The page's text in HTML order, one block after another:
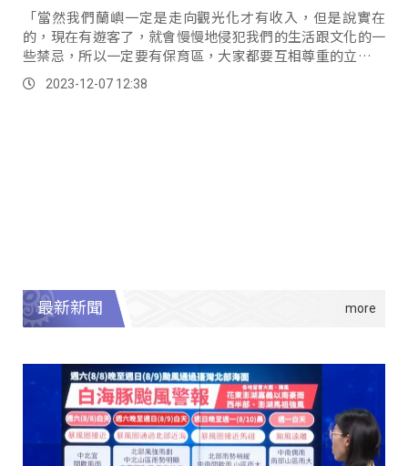
「當然我們蘭嶼一定是走向觀光化才有收入，但是說實在
的，現在有遊客了，就會慢慢地侵犯我們的生活跟文化的一
些禁忌，所以一定要有保育區，大家都要互相尊重的立場，
也好好地推銷我們的文化。
2023-12-07 12:38
最新新聞